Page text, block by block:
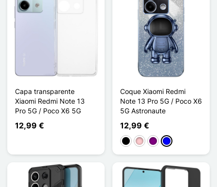
Capa transparente
Xiaomi Redmi Note 13
Pro 5G / Poco X6 5G
12,99 €
Coque Xiaomi Redmi
Note 13 Pro 5G / Poco X6
5G Astronaute
12,99 €
PretoRosaPúrpura
Azul